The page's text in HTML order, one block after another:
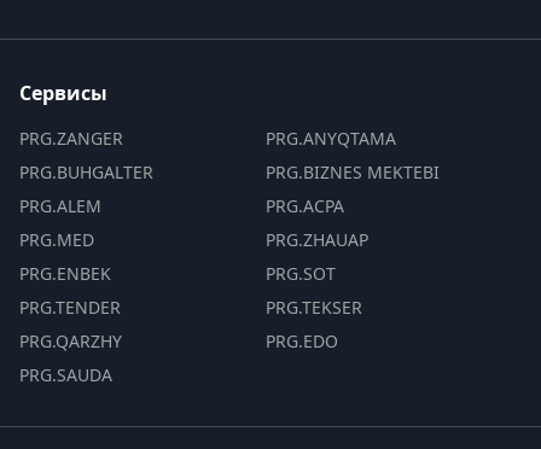
Сервисы
PRG.ZANGER
PRG.BUHGALTER
PRG.ALEM
PRG.MED
PRG.ENBEK
PRG.TENDER
PRG.QARZHY
PRG.SAUDA
PRG.ANYQTAMA
PRG.BIZNES MEKTEBI
PRG.ACPA
PRG.ZHAUAP
PRG.SOT
PRG.TEKSER
PRG.EDO